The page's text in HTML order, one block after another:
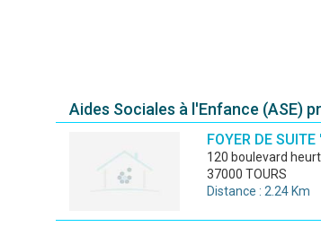
Aides Sociales à l'Enfance (ASE)
FOYER DE SUITE
120 boulevard
37000 TOURS
Distance : 2.24 Km